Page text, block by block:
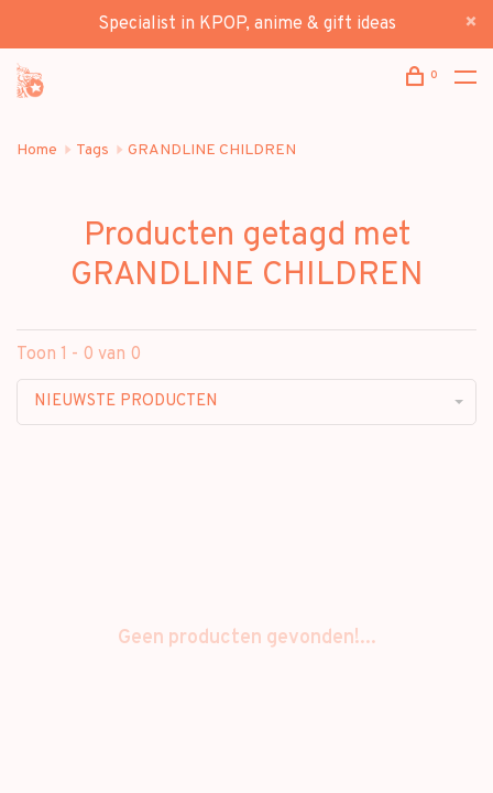
Specialist in KPOP, anime & gift ideas
0
Home Tags GRANDLINE CHILDREN
Producten getagd met
GRANDLINE CHILDREN
Toon 1 - 0 van 0
NIEUWSTE PRODUCTEN
Geen producten gevonden!...